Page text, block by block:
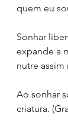
quem eu
Sonhar
expande a
nutre assim
Ao sonhar
criatura.